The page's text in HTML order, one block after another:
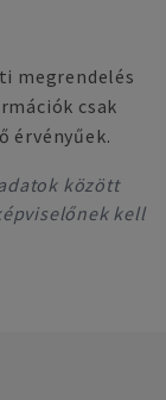
megrendelés
csak
érvényűek.
között
kell